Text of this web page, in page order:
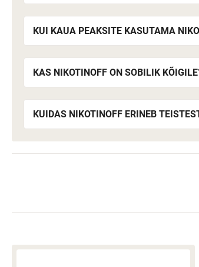
KUI KAUA PEAKSITE KASUTAMA
KAS NIKOTINOFF ON SOBILIK
KUIDAS NIKOTINOFF ERINEB